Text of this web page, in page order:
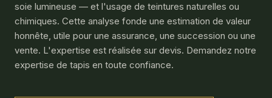
soie lumineuse — et l'usage de teintures naturelles ou
chimiques. Cette analyse fonde une estimation de valeur
honnête, utile pour une assurance, une succession ou une
vente. L'expertise est réalisée sur devis. Demandez notre
expertise de tapis en toute confiance.